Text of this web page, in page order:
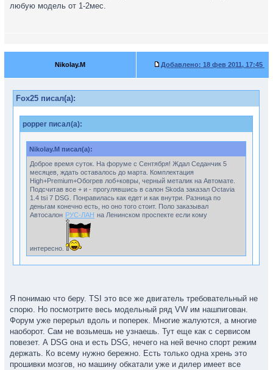
любую модель от 1-2мес.
Nikolay.M Добавлено: 18 фев 2011, 17:45
Fox25 писал(а):
popper писал(а):
Nikolay.M писал(а):
Доброе время суток. На форуме с Сентября! Ждал Седанчик 5
месяцев, ждать оставалось до марта. Комплектация
High+Premium+Обогрев лоб+ковры, черный металик на Автомате.
Подсчитав все + и - прогулявшись в салон Skoda заказал Octavia
1.4 tsi 7 DSG. Понравилась как едет и как внутри. Разница по
деньгам конечно есть, но оно того стоит. Поло заказывал
Автосалон РУС-ЛАН на Ленинском проспекте если кому
интересно.
Аналогично, TSi очень требовательные моторы и к маслу и к
топливу, на пробегах после 50ти начинают поджирать масло
(см форум шкоды) . И автомат с ними не идет, только DSG, вот
и получается гарантия кончится сразу продавать. ИМХО. А 1.6
с акпп 700 тыс, совсем не едет!!! Тоже смотрел в сторону
Я понимаю что беру. TSI это все же двигатель требовательный не
спорю. Но посмотрите весь модельный ряд VW им нашпигован.
Форум уже перерыл вдоль и поперек. Многие жалуются, а многие
наоборот. Сам не возьмешь не узнаешь. Тут еще как с сервисом
повезет. А DSG она и есть DSG, нечего на ней вечно спорт режим
держать. Ко всему нужно бережно. Есть только одна хрень это
прошивки мозгов, но машину обкатали уже и дилер имеет все